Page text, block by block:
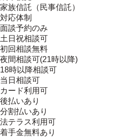
家族信託（民事信託）
対応体制
面談予約のみ
土日祝相談可
初回相談無料
夜間相談可(21時以降)
18時以降相談可
当日相談可
カード利用可
後払いあり
分割払いあり
法テラス利用可
着手金無料あり